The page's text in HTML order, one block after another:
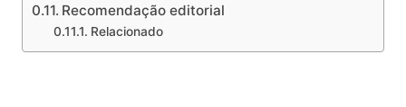
Recomendação editorial
Relacionado